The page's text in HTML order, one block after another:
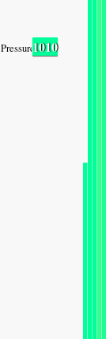
Pressure1010